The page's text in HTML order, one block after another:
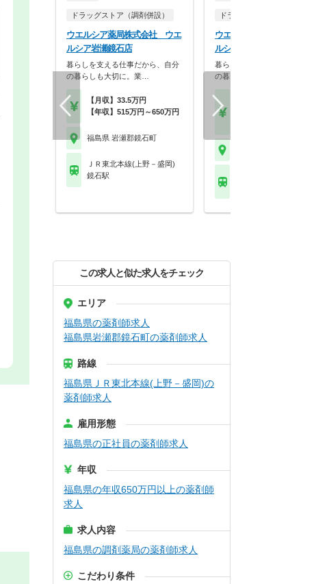
ドラッグストア（調剤併設）
ウエルシア薬局株式会社 ウエ
ルシア岩瀬鏡石店
暮らしを支える仕事だから、自分
の暮らしも大切に。業…
【月収】33.5万円
【年収】515万円～650万円
福島県 岩瀬郡鏡石町
ＪＲ東北本線(上野－盛岡)
鏡石駅
ドラッグストア（OTCのみ
ウエルシア薬局株式会社
ルシア岩瀬鏡石店
暮らしを支える仕事だから、
の暮らしも大切に。業…
この求人と似た求人をチェック
エリア
福島県の薬剤師求人
福島県岩瀬郡鏡石町の薬剤師求人
路線
福島県ＪＲ東北本線(上野－盛岡)の
薬剤師求人
雇用形態
福島県の正社員の薬剤師求人
年収
福島県の年収650万円以上の薬剤師
求人
求人内容
福島県の調剤薬局の薬剤師求人
こだわり条件